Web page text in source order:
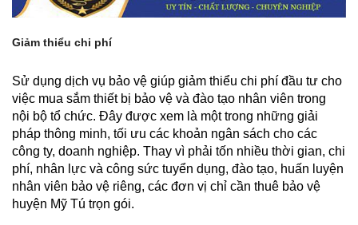
Giảm thiểu chi phí
Sử dụng dịch vụ bảo vệ giúp giảm thiểu chi phí đầu tư cho
việc mua sắm thiết bị bảo vệ và đào tạo nhân viên trong
nội bộ tổ chức. Đây được xem là một trong những giải
pháp thông minh, tối ưu các khoản ngân sách cho các
công ty, doanh nghiệp. Thay vì phải tốn nhiều thời gian, chi
phí, nhân lực và công sức tuyển dụng, đào tạo, huấn luyện
nhân viên bảo vệ riêng, các đơn vị chỉ cần thuê bảo vệ
huyện Mỹ Tú trọn gói.